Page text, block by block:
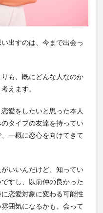
出すのは、今まで出会っ
も、既にどんな人なのか
えます。
愛をしたいと思った本人
タイプの友達を持ってい
一概に恋心を向けてきて
いいんだけど、知ってい
すし、以前仲の良かった
恋愛対象に変わる可能性
囲気になるかも。会って